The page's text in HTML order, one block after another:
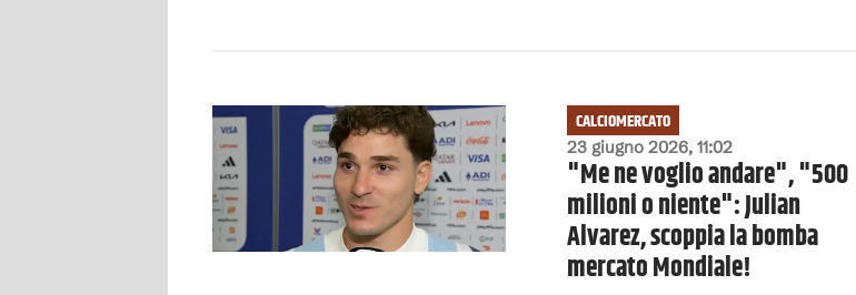
23 giugno 2026, 11:02
CALCIOMERCATO
"Me ne voglio andare", "500
milioni o niente": Julian
Alvarez, scoppia la bomba
mercato Mondiale!